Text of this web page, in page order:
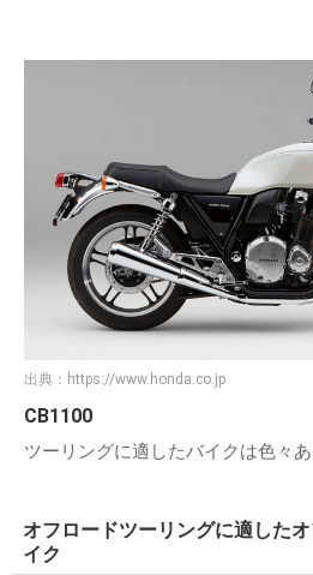
出典： https://www.honda.co.jp
CB1100
ツーリングに適したバイクは色々あ
オフロードツーリングに適した
イク